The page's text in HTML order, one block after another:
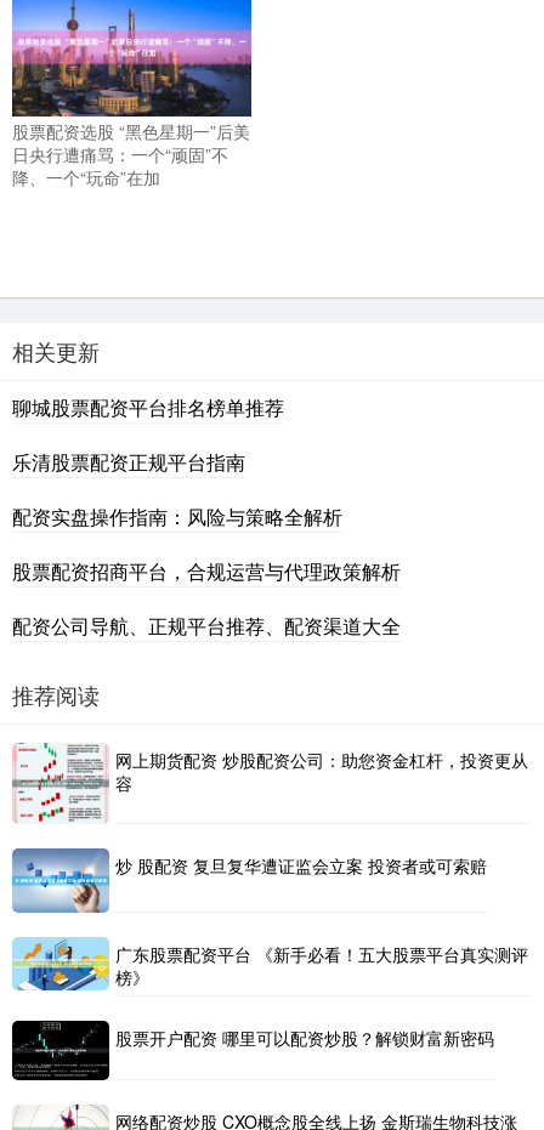
股票配资选股 “黑色星期一”后美
日央行遭痛骂：一个“顽固”不
降、一个“玩命”在加
相关更新
聊城股票配资平台排名榜单推荐
乐清股票配资正规平台指南
配资实盘操作指南：风险与策略全解析
股票配资招商平台，合规运营与代理政策解析
配资公司导航、正规平台推荐、配资渠道大全
推荐阅读
网上期货配资 炒股配资公司：助您资金杠杆，投资更从
容
炒 股配资 复旦复华遭证监会立案 投资者或可索赔
广东股票配资平台 《新手必看！五大股票平台真实测评
榜》
股票开户配资 哪里可以配资炒股？解锁财富新密码
网络配资炒股 CXO概念股全线上扬 金斯瑞生物科技涨